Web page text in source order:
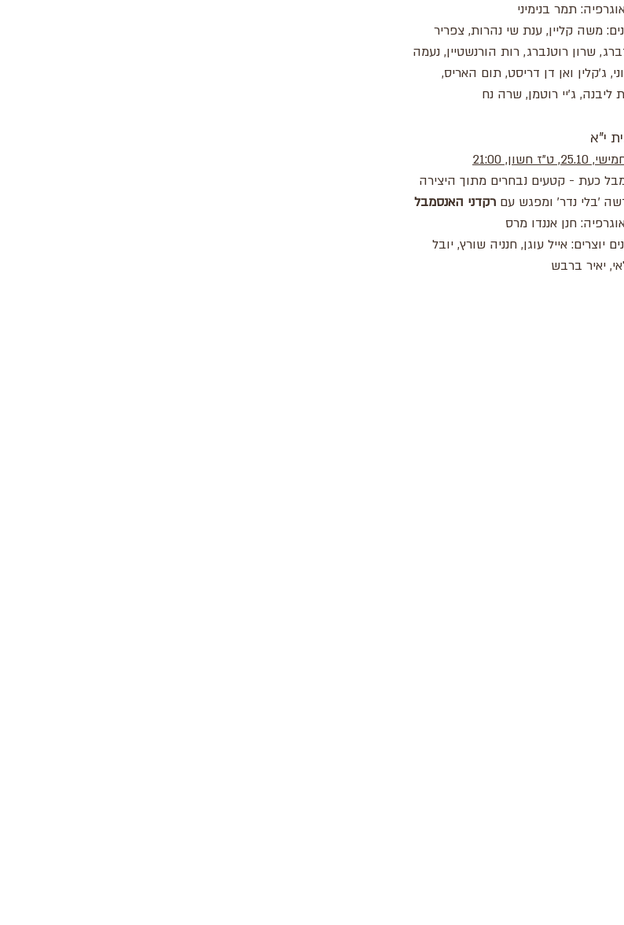
תמר בנימיני
משה קליין, ענת שי נהרות, צפריר
שרון רוטנברג, רות הורנשטיין, נעמה
ג'קלין ואן דן דריסט, תום האריס,
ליבנה, ג'יי רוטמן, שרה נח
י"א
ט"ז חשון, 21:00
כעת - קטעים נבחרים מתוך היצירה
'בלי נדר' ומפגש עם רקדני האנסמבל
חנן אננדו מרס
יוצרים: אייל עוגן, חנניה שורץ, יובל
יאיר ברבש